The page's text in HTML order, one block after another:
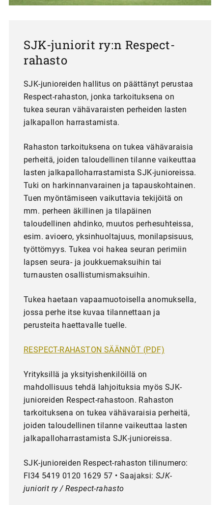
SJK-juniorit ry:n Respect-
rahasto
SJK-junioreiden hallitus on päättänyt perustaa
Respect-rahaston, jonka tarkoituksena on
tukea seuran vähävaraisten perheiden lasten
jalkapallon harrastamista.
Rahaston tarkoituksena on tukea vähävaraisia
perheitä, joiden taloudellinen tilanne vaikeuttaa
lasten jalkapalloharrastamista SJK-junioreissa.
Tuki on harkinnanvarainen ja tapauskohtainen.
Tuen myöntämiseen vaikuttavia tekijöitä on
mm. perheen äkillinen ja tilapäinen
taloudellinen ahdinko, muutos perhesuhteissa,
esim. avioero, yksinhuoltajuus, monilapsisuus,
työttömyys. Tukea voi hakea seuran perimiin
lapsen seura- ja joukkuemaksuihin tai
turnausten osallistumismaksuihin.
Tukea haetaan vapaamuotoisella anomuksella,
jossa perhe itse kuvaa tilannettaan ja
perusteita haettavalle tuelle.
RESPECT-RAHASTON SÄÄNNÖT (PDF)
Yrityksillä ja yksityishenkilöillä on
mahdollisuus tehdä lahjoituksia myös SJK-
junioreiden Respect-rahastoon. Rahaston
tarkoituksena on tukea vähävaraisia perheitä,
joiden taloudellinen tilanne vaikeuttaa lasten
jalkapalloharrastamista SJK-junioreissa.
SJK-junioreiden Respect-rahaston tilinumero:
FI34 5419 0120 1629 57 • Saajaksi: SJK-
juniorit ry / Respect-rahasto